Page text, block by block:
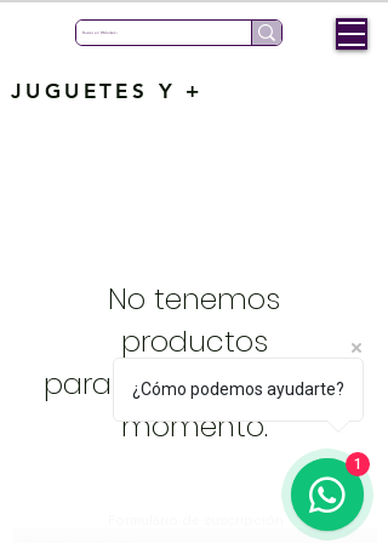
JUGUETES Y +
No tenemos
productos
para mostrar en este
momento.
¿Cómo podemos ayudarte?
1